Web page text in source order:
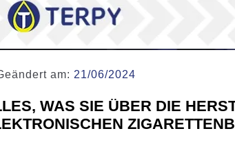
am: 21/06/2024
WAS SIE ÜBER DIE